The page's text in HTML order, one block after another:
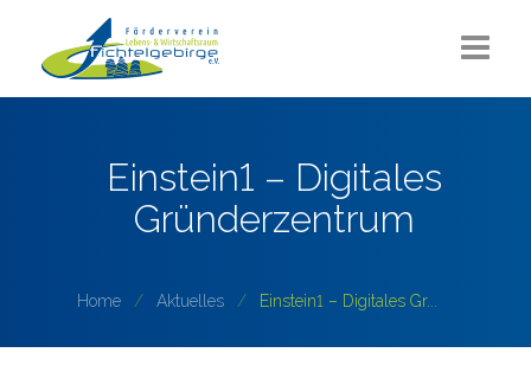
Sommerlounge
Projekte
ZUKUNFT Fichtelgebirge
Einstein1 – Digitales
Gründerzentrum
Home Aktuelles Einstein1 – Digitales Gr...